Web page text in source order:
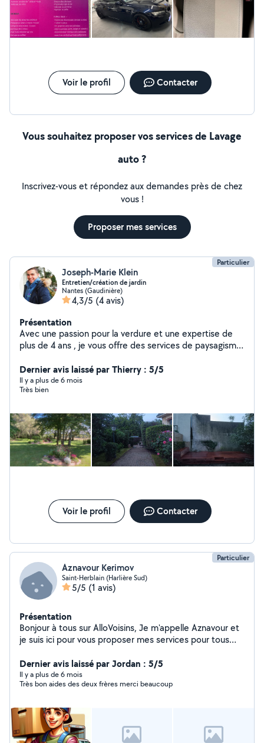
Voir le profil Contacter
Vous souhaitez proposer vos services de Lavage
auto ?
Inscrivez-vous et répondez aux demandes près de chez
vous !
Proposer mes services
Particulier
Joseph-Marie Klein
Entretien/création de jardin
Nantes (Gaudinière)
4,3/5 (4 avis)
Présentation
Avec une passion pour la verdure et une expertise de
plus de 4 ans , je vous offre des services de paysagisme
paix . Que ce soit une métamorphose complète ou un
entretien régulier, je m'engage à fournir un travail de
qualité qui répondra à tous vos désirs Service disponible
Dernier avis laissé par Thierry : 5/5
Il y a plus de 6 mois
Très bien
Voir le profil Contacter
Particulier
Aznavour Kerimov
Saint-Herblain (Harlière Sud)
5/5 (1 avis)
Présentation
Bonjour à tous sur AlloVoisins, Je m'appelle Aznavour et
je suis ici pour vous proposer mes services pour tous
d'aide pour charger et décharger votre camion, pour
monter des meuble/des objets lourds, je suis à votre
disposition. Pourquoi faire appel à moi ? Dynamique et
physique me permettant de travailler avec efficacité et
endurance sur des périodes prolongées. Expérience en
Déménagement : J'ai déjà aidé de nombreuses
Dernier avis laissé par Jordan : 5/5
Il y a plus de 6 mois
Très bon aides des deux frères merci beaucoup